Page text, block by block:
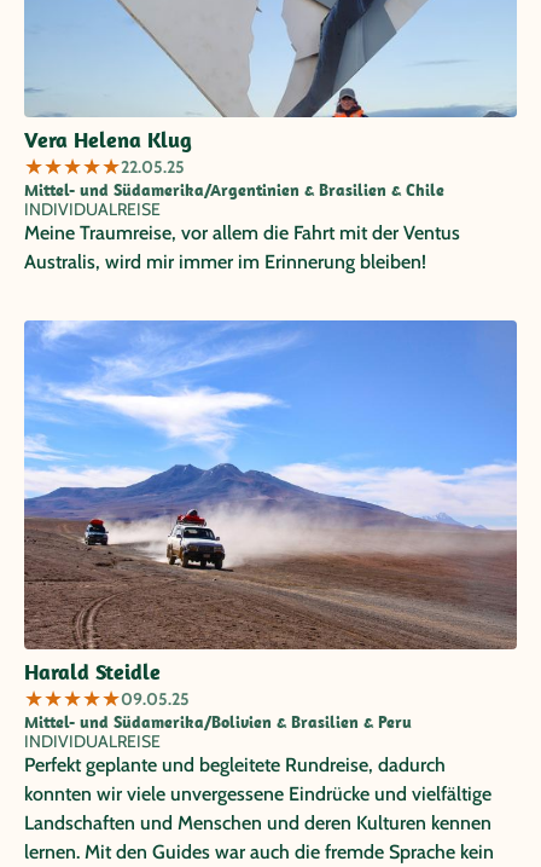
Vera Helena Klug
★★★★★22.05.25
Mittel- und Südamerika/Argentinien & Brasilien & Chile
INDIVIDUALREISE
Meine Traumreise, vor allem die Fahrt mit der Ventus
Australis, wird mir immer im Erinnerung bleiben!
Harald Steidle
★★★★★09.05.25
Mittel- und Südamerika/Bolivien & Brasilien & Peru
INDIVIDUALREISE
Perfekt geplante und begleitete Rundreise, dadurch
konnten wir viele unvergessene Eindrücke und vielfältige
Landschaften und Menschen und deren Kulturen kennen
lernen. Mit den Guides war auch die fremde Sprache kein